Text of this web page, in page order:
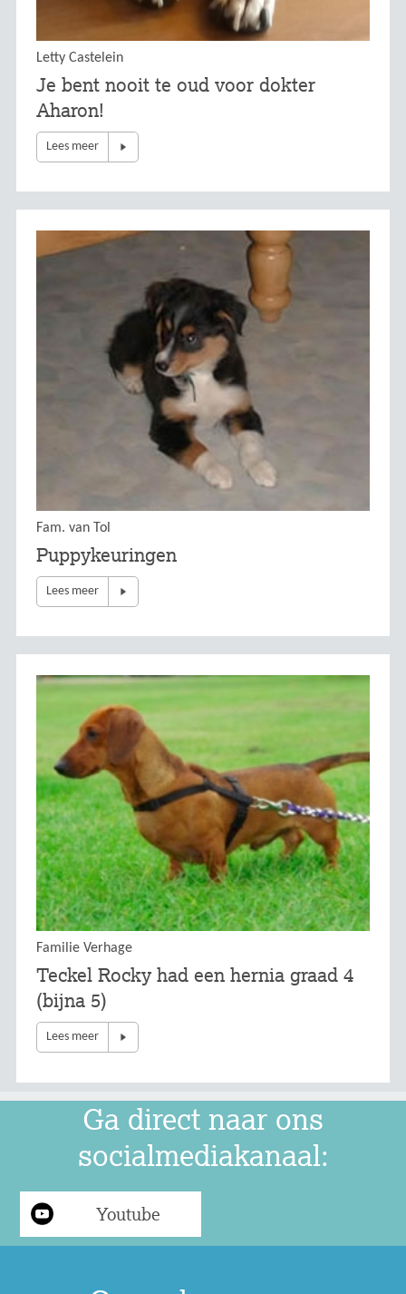
Letty Castelein
Je bent nooit te oud voor dokter
Aharon!
Lees meer
Fam. van Tol
Puppykeuringen
Lees meer
Familie Verhage
Teckel Rocky had een hernia graad 4
(bijna 5)
Lees meer
Ga direct naar ons
socialmediakanaal:
Youtube